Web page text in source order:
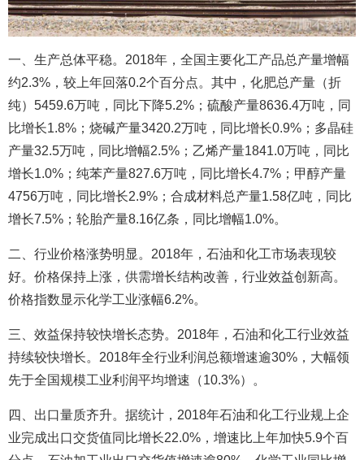
一、生产总体平稳。2018年，全国主要化工产品总产量增幅
约2.3%，较上年回落0.2个百分点。其中，化肥总产量（折
纯）5459.6万吨，同比下降5.2%；硫酸产量8636.4万吨，同
比增长1.8%；烧碱产量3420.2万吨，同比增长0.9%；多晶硅
产量32.5万吨，同比增幅2.5%；乙烯产量1841.0万吨，同比
增长1.0%；纯苯产量827.6万吨，同比增长4.7%；甲醇产量
4756万吨，同比增长2.9%；合成材料总产量1.58亿吨，同比
增长7.5%；轮胎产量8.16亿条，同比增幅1.0%。
二、行业价格涨势明显。2018年，石油和化工市场表现较
好。价格保持上涨，供需增长结构改善，行业效益创新高。
价格指数显示化学工业涨幅6.2%。
三、效益保持较快增长态势。2018年，石油和化工行业效益
持续较快增长。2018年全行业利润总额增速逾30%，大幅领
先于全国规模工业利润平均增速（10.3%）。
四、出口量质齐升。据统计，2018年石油和化工行业规上企
业完成出口交货值同比增长22.0%，增速比上年加快5.9个百